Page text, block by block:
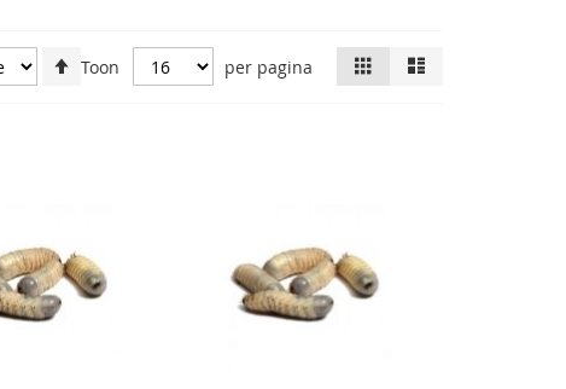
Tonen
als
Foto-
tabel
Toon per pagina
Van
hoog